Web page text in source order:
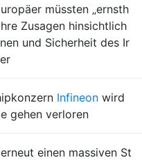
müssten „ernsth
Zusagen hinsichtlich
und Sicherheit des Ir
Infineon wird
gehen verloren
einen massiven St